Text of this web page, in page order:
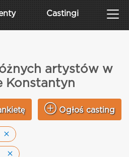
Castingi
artystów w
Konstantyn
Ogłoś casting